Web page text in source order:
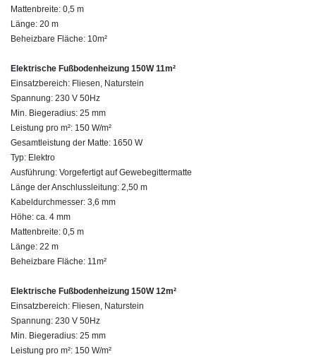
Mattenbreite: 0,5 m
Länge: 20 m
Beheizbare Fläche: 10m²
Elektrische Fußbodenheizung 150W 11m²
Einsatzbereich: Fliesen, Naturstein
Spannung: 230 V 50Hz
Min. Biegeradius: 25 mm
Leistung pro m²: 150 W/m²
Gesamtleistung der Matte: 1650 W
Typ: Elektro
Ausführung: Vorgefertigt auf Gewebegittermatte
Länge der Anschlussleitung: 2,50 m
Kabeldurchmesser: 3,6 mm
Höhe: ca. 4 mm
Mattenbreite: 0,5 m
Länge: 22 m
Beheizbare Fläche: 11m²
Elektrische Fußbodenheizung 150W 12m²
Einsatzbereich: Fliesen, Naturstein
Spannung: 230 V 50Hz
Min. Biegeradius: 25 mm
Leistung pro m²: 150 W/m²